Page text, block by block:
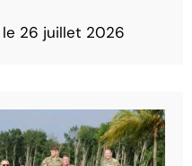
26 juillet 2026